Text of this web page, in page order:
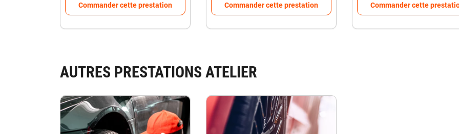
Commander cette prestation Commander cette prestation Commander cette
AUTRES PRESTATIONS ATELIER